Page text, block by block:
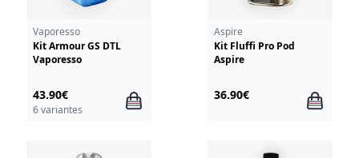
Vaporesso
Kit Armour GS DTL
Vaporesso
43.90€
6 variantes
Aspire
Kit Fluffi Pro Pod
Aspire
36.90€